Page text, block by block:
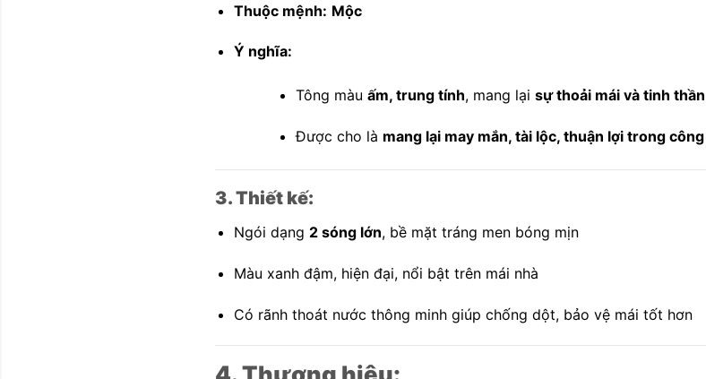
Thuộc mệnh: Mộc
Ý nghĩa:
Tông màu ấm, trung tính, mang lại sự thoải mái và tinh
Được cho là mang lại may mắn, tài lộc, thuận lợi trong
3. Thiết kế:
Ngói dạng 2 sóng lớn, bề mặt tráng men bóng mịn
Màu xanh đậm, hiện đại, nổi bật trên mái nhà
Có rãnh thoát nước thông minh giúp chống dột, bảo vệ mái tốt hơn